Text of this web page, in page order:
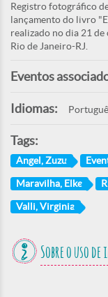
Registro fotográfico
lançamento do livro
realizado no dia 21
Rio de Janeiro-RJ.
Eventos
Idiomas:
Tags:
Angel, Zuzu
Maravilha, Elke
Valli, Virginia
Sobre o uso de